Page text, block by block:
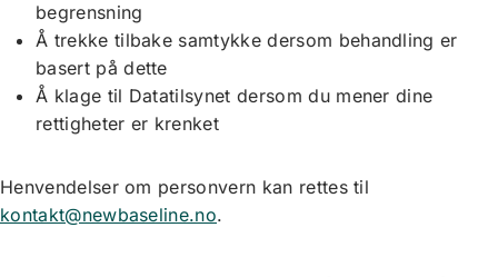
begrensning
Å trekke tilbake samtykke dersom behandling er
basert på dette
Å klage til Datatilsynet dersom du mener dine
rettigheter er krenket
Henvendelser om personvern kan rettes til
kontakt@newbaseline.no.